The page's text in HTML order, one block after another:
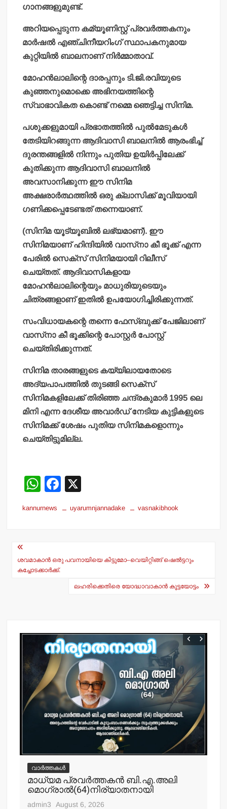
ഗാനങ്ങളുമുണ്ട്.
അറിയപ്പെടുന്ന കമ്യൂണിസ്റ്റ് പ്രവര്‍ത്തകനും
മാര്‍ഷല്‍ എഞ്ചിനീയറിംഗ് സ്ഥാപകനുമായ
കുറ്റിയില്‍ ബാലനാണ് നിര്‍മ്മാതാവ്.
മോഹന്‍ലാലിന്റെ ദാരപ്പനും ടി.ജി.രവിയുടെ
കുഞ്ഞനുമൊക്കെ അഭിനയത്തിന്റെ
സ്വാഭാവികത കൊണ്ട് നമ്മെ ഞെട്ടിച്ച സിനിമ.
പശുക്കളുമായി പ്രഭാതത്തില്‍ പുല്‍മേടുകള്‍
തേടിയിറങ്ങുന്ന ആദിവാസി ബാലനില്‍ ആരംഭിച്ച്
ദുരന്തങ്ങളില്‍ നിന്നും പുതിയ ഉയിര്‍പ്പിലേക്ക്
കുതിക്കുന്ന ആദിവാസി ബാലനില്‍
അവസാനിക്കുന്ന ഈ സിനിമ
അക്ഷരാര്‍ത്ഥത്തില്‍ ഒരു ക്ലാസിക്ക് മൂവിയായി
ഗണിക്കപ്പെടേണ്ടത് തന്നെയാണ്.
(സിനിമ യൂട്യൂബില്‍ ലഭ്യമാണ്). ഈ
സിനിമയാണ് ഹിന്ദിയില്‍ വാസ്‌നാ കീ ഭൂക്ക് എന്ന
പേരില്‍ സെക്‌സ് സിനിമയായി റിലീസ്
ചെയ്തത്. ആദിവാസികളായ
മോഹന്‍ലാലിന്റെയും മാധുരിയുടെയും
ചിത്രങ്ങളാണ് ഇതില്‍ ഉപയോഗിച്ചിരിക്കുന്നത്.
സംവിധായകന്റെ തന്നെ ഫേസ്ബുക്ക് പേജിലാണ്
വാസ്‌നാ കീ ഭൂക്കിന്റെ പോസ്റ്റര്‍ പോസ്റ്റ്
ചെയ്തിരിക്കുന്നത്.
സിനിമ താരങ്ങളുടെ കയ്യിലായതോടെ
അദ്യപാപത്തില്‍ തുടങ്ങി സെക്‌സ്
സിനിമകളിലേക്ക് തിരിഞ്ഞ ചന്ദ്രകുമാര്‍ 1995 ലെ
മിനി എന്ന ദേശീയ അവാര്‍ഡ് നേടിയ കുട്ടികളുടെ
സിനിമക്ക് ശേഷം പുതിയ സിനിമകളൊന്നും
ചെയ്തിട്ടുമില്ല.
W
at
p
F
c
o
kannurnews uyarumnjannadake vasnakibhook
Post
navigation
ശവമാകാന്‍ ഒരു പവനായിയെ കിട്ടുമോ–വെയിറ്റിങ്ങ് ഷെല്‍ട്ടറും
കച്ചോടക്കാര്‍ക്ക്.
ലഹരിക്കെതിരെ യോദ്ധാവാകാന്‍ കൂട്ടയോട്ടം
വാർത്തകൾ
മാധ്യമ പ്രവര്‍ത്തകന്‍ ബി.എ.അലി
മൊഗ്രാല്‍(64)നിര്യാതനായി
admin3 August 6, 2026